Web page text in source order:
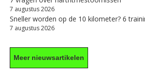
7 augustus 2026
Sneller worden op de 10 kilometer? 6
7 augustus 2026
Meer nieuwsartikelen